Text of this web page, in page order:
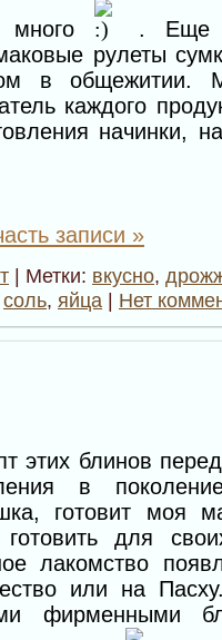
много
. Еще
рулеты
в общежитии.
каждого
начинки,
записи »
| Метки: вкусно,
соль, яйца | Нет
этих блинов
в
готовит моя
готовить для
лакомство
или на
фирменными